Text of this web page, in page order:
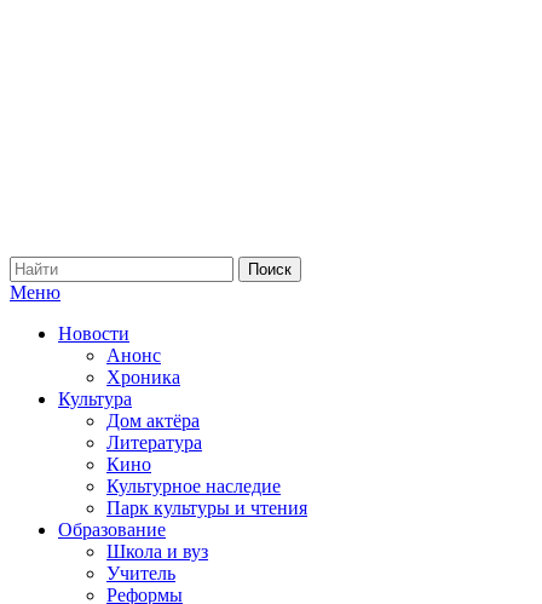
Меню
Новости
Анонс
Хроника
Культура
Дом актёра
Литература
Кино
Культурное наследие
Парк культуры и чтения
Образование
Школа и вуз
Учитель
Реформы